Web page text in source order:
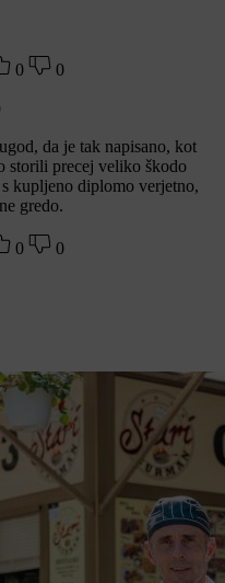
0 0
da je tak napisano, kot
storili precej veliko škodo
kupljeno diplomo verjetno,
gredo.
0 0